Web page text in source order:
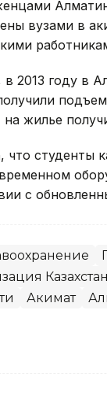
вузами в
2013 году в
жилье
что студенты
с
Акимат